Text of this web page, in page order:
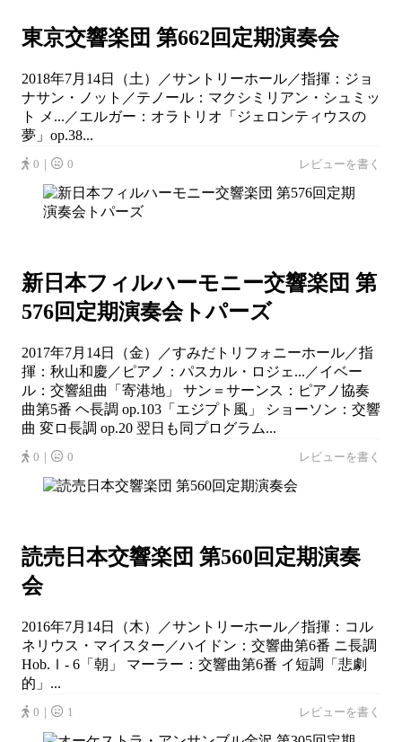
東京交響楽団 第662回定期演奏会
2018年7月14日（土）／サントリーホール／指揮：ジョ
ナサン・ノット／テノール：マクシミリアン・シュミッ
ト メ...／エルガー：オラトリオ「ジェロンティウスの
夢」op.38...
0｜ 0 レビューを書く
新日本フィルハーモニー交響楽団 第
576回定期演奏会トパーズ
2017年7月14日（金）／すみだトリフォニーホール／指
揮：秋山和慶／ピアノ：パスカル・ロジェ...／イベー
ル：交響組曲「寄港地」 サン＝サーンス：ピアノ協奏
曲第5番 ヘ長調 op.103「エジプト風」 ショーソン：交響
曲 変ロ長調 op.20 翌日も同プログラム...
0｜ 0 レビューを書く
読売日本交響楽団 第560回定期演奏
会
2016年7月14日（木）／サントリーホール／指揮：コル
ネリウス・マイスター／ハイドン：交響曲第6番 ニ長調
Hob.Ⅰ- 6「朝」 マーラー：交響曲第6番 イ短調「悲劇
的」...
0｜ 1 レビューを書く